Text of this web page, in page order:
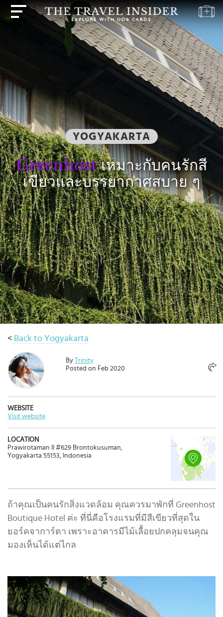
YOGYAKARTA
Greenhostเหมาะกับคนรักสี
เขียวและบรรยากาศสบาย ๆ
< Back to Yogyakarta
By
Trinity
Posted on Feb 2020
WEBSITE
Visit website
LOCATION
Prawirotaman II #629 Brontokusuman,
Yogyakarta 55153, Indonesia
ถ้าคุณเป็นคนรักสิ่งแวดล้อม คุณควรมาพักที่ Greenhost
Boutique Hotel ค่ะ ที่นี่คือโรงแรมที่มีสีเขียวที่สุดใน
ยอร์คจาการ์ตา เพราะอาคารมีไม้เลื้อยปกคลุมจนคุณ
มองเห็นได้แต่ไกล
แบบ
ทดสอบ
การ
เดิน
ทาง
ปลาย
ทาง
แรง
บันดาล
ใจ
ใน
การ
เดิน
ทาง
ข้อ
เสนอ
จอง
ตอน
นี้
วางแผน
เกี่ยว
กับ
Select
country
:
Language
: